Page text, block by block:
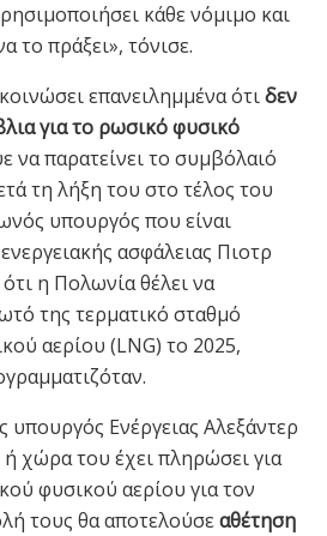
κάθε νόμιμο και
το πράξει», τόνισε.
επανειλημμένα ότιδεν
για το ρωσικό φυσικό
να παρατείνει το συμβόλαιό
τη λήξη του στο τέλος του
υπουργός που είναι
ασφάλειας Πιοτρ
η Πολωνία θέλει να
της τερματικό σταθμό
αερίου (LNG) το 2025,
Ενέργειας Αλεξάντερ
χώρα του έχει πληρώσει για
φυσικού αερίου για τον
τους θα αποτελούσεαθέτηση